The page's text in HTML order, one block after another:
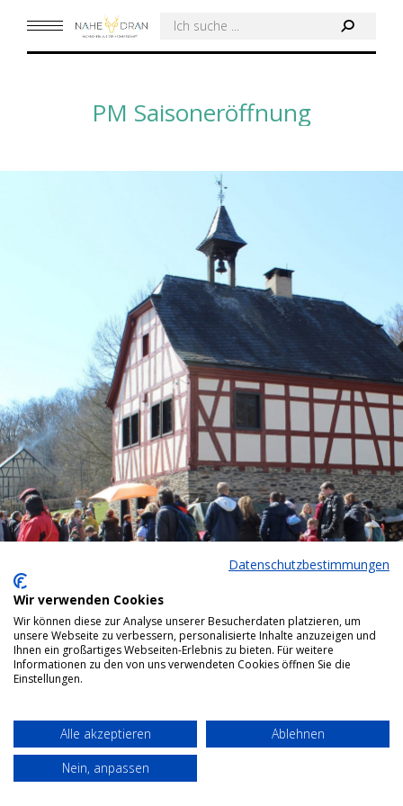
Search:
PM Saisoneröffnung
Bottom menu
Datenschutzbestimmungen
Wir verwenden Cookies
Wir können diese zur Analyse unserer Besucherdaten platzieren, um
unsere Webseite zu verbessern, personalisierte Inhalte anzuzeigen und
Ihnen ein großartiges Webseiten-Erlebnis zu bieten. Für weitere
Informationen zu den von uns verwendeten Cookies öffnen Sie die
Einstellungen.
Alle akzeptieren
Ablehnen
Nein, anpassen